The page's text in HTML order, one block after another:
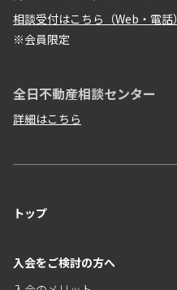
相談受付はこちら（Web・電話）
※会員限定
全日不動産相談センター
詳細はこちら
トップ
入会をご検討の方へ